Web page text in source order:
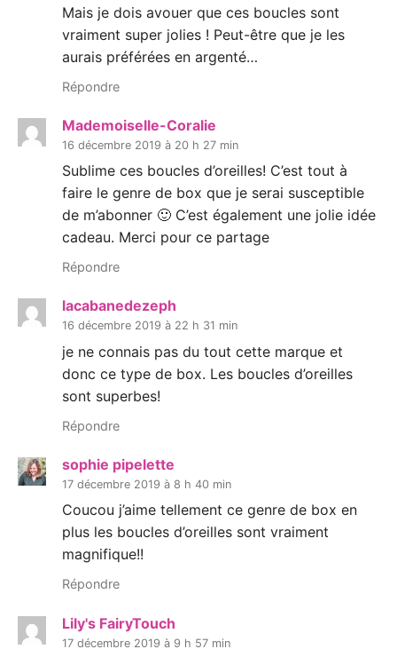
Mais je dois avouer que ces boucles sont
vraiment super jolies ! Peut-être que je les
aurais préférées en argenté…
Répondre
Mademoiselle-Coralie
16 décembre 2019 à 20 h 27 min
Sublime ces boucles d’oreilles! C’est tout à
faire le genre de box que je serai susceptible
de m’abonner 🙂 C’est également une jolie idée
cadeau. Merci pour ce partage
Répondre
lacabanedezeph
16 décembre 2019 à 22 h 31 min
je ne connais pas du tout cette marque et
donc ce type de box. Les boucles d’oreilles
sont superbes!
Répondre
sophie pipelette
17 décembre 2019 à 8 h 40 min
Coucou j’aime tellement ce genre de box en
plus les boucles d’oreilles sont vraiment
magnifique!!
Répondre
Lily's FairyTouch
17 décembre 2019 à 9 h 57 min